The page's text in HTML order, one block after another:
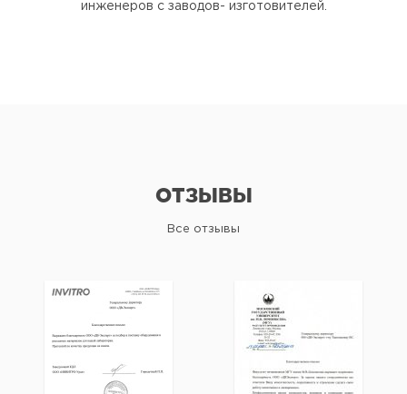
инженеров с заводов- изготовителей.
ОТЗЫВЫ
Все отзывы